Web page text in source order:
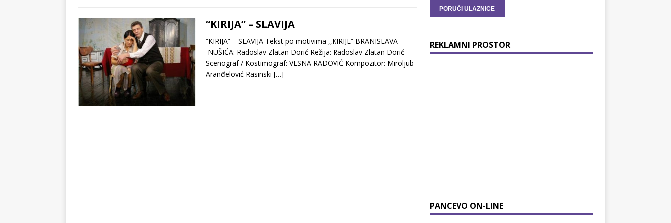
“KIRIJA” – SLAVIJA
“KIRIJA” – SLAVIJA Tekst po motivima ,,KIRIJE“ BRANISLAVA
NUŠIĆA: Radoslav Zlatan Dorić Režija: Radoslav Zlatan Dorić
Scenograf / Kostimograf: VESNA RADOVIĆ Kompozitor: Miroljub
Aranđelović Rasinski […]
REKLAMNI PROSTOR
PANCEVO ON-LINE